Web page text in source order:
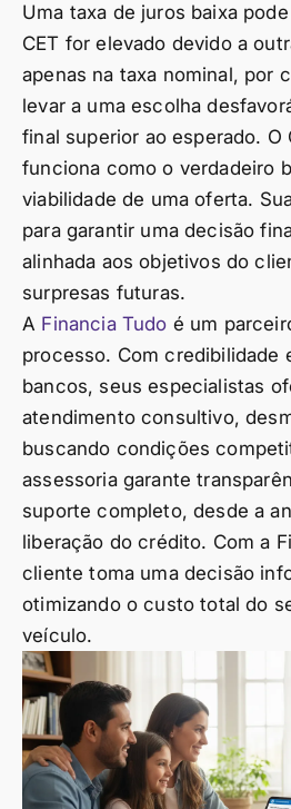
Uma taxa de juros baixa
CET for elevado devido a
apenas na taxa nominal, por
levar a uma escolha
final superior ao esperado. O
funciona como o verdadeiro
viabilidade de uma oferta.
para garantir uma decisão
alinhada aos objetivos do
surpresas futuras.
A Financia Tudo é um
processo. Com credibilidade
bancos, seus especialistas
atendimento consultivo,
buscando condições
assessoria garante
suporte completo, desde a
liberação do crédito. Com a
cliente toma uma decisão
otimizando o custo total do
veículo.